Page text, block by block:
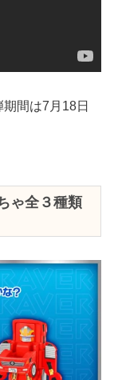
間は7月18日
ゃ全３種類